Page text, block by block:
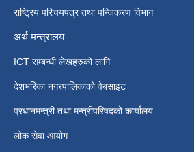
राष्ट्रिय परिचयपत्र तथा पन्जिकरण विभाग
अर्थ मन्त्रालय
ICT सम्बन्धी लेखहरुको लागि
देशभरिका नगरपालिकाको वेबसाइट
प्रधानमन्त्री तथा मन्त्रीपरिषदको कार्यालय
लोक सेवा आयोग